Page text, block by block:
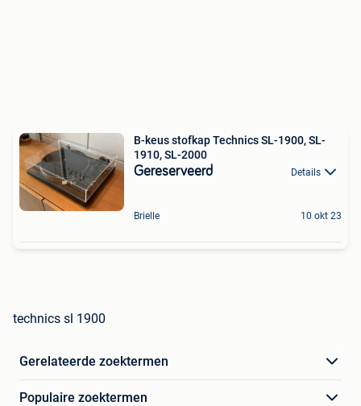
B-keus stofkap Technics SL-1900, SL-
1910, SL-2000
Gereserveerd Details
Brielle 10 okt 23
technics sl 1900
Gerelateerde zoektermen
Populaire zoektermen